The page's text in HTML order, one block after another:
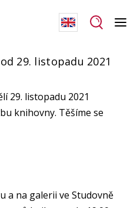
29. listopadu 2021
29. listopadu 2021
knihovny. Těšíme se
a na galerii ve Studovně